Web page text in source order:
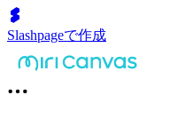
Slashpageで作成